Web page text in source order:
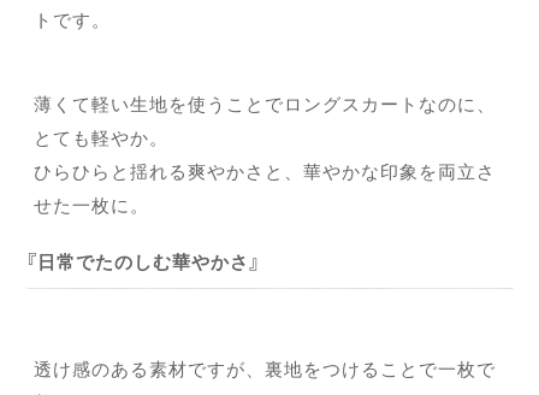
トです。
薄くて軽い生地を使うことでロングスカートなのに、
とても軽やか。
ひらひらと揺れる爽やかさと、華やかな印象を両立さ
せた一枚に。
日常でたのしむ華やかさ
透け感のある素材ですが、裏地をつけることで一枚で